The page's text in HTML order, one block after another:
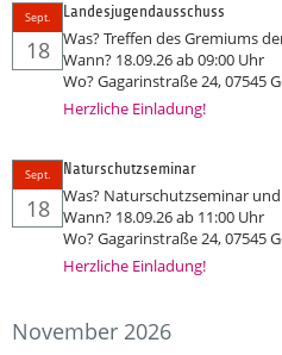
Sept.
18
Landesjugendausschuss
Was? Treffen des Gremiums
Wann? 18.09.26 ab 09:00 Uhr
Wo? Gagarinstraße 24, 07545
Herzliche Einladung!
Sept.
18
Naturschutzseminar
Was? Naturschutzseminar
Wann? 18.09.26 ab 11:00 Uhr
Wo? Gagarinstraße 24, 07545
Herzliche Einladung!
November 2026